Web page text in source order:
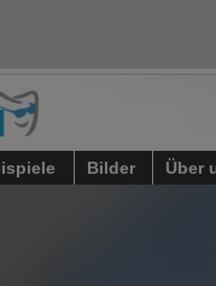
Bilder Über